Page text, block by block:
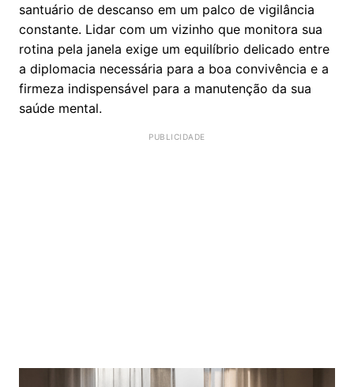
santuário de descanso em um palco de vigilância
constante. Lidar com um vizinho que monitora sua
rotina pela janela exige um equilíbrio delicado entre
a diplomacia necessária para a boa convivência e a
firmeza indispensável para a manutenção da sua
saúde mental.